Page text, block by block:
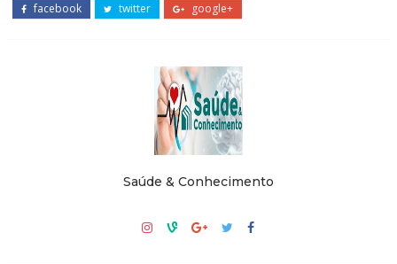
facebook twitter google+
Saúde & Conhecimento